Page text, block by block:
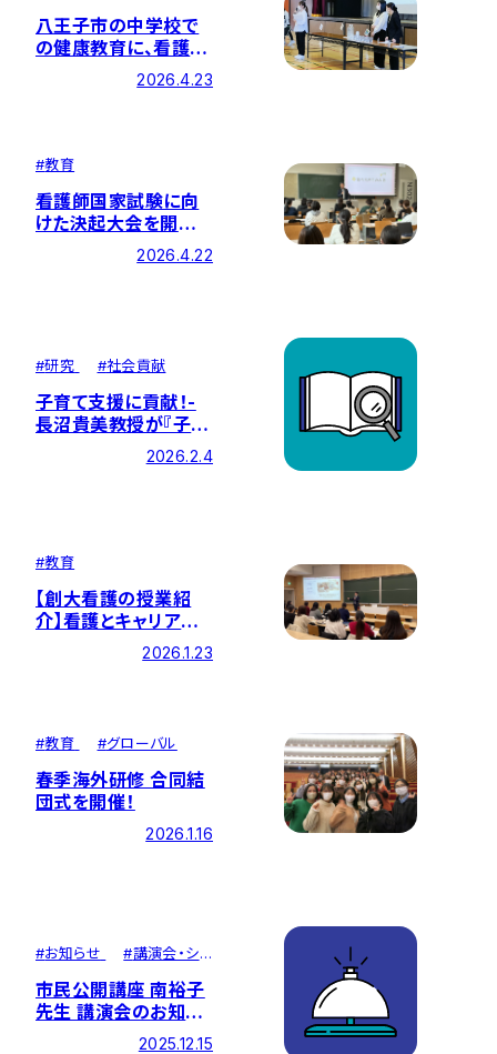
八王子市の中学校で
の健康教育に、看護学
部生がピアエデュケー
ターとして参加しまし
2026.4.23
#教育
看護師国家試験に向
けた決起大会を開催し
2026.4.22
#研究 #社会貢献
子育て支援に貢献！-
長沼貴美教授が『子ど
も・子育て支援 子ども
の育ちを支える』を分
2026.2.4
#教育
【創大看護の授業紹
介】看護とキャリアデ
2026.1.23
#教育 #グローバル
春季海外研修 合同結
団式を開催！
2026.1.16
#お知らせ #講演会・シ
市民公開講座 南裕子
先生 講演会のお知ら
2025.12.15